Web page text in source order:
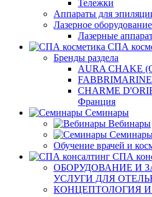
Тележки
Аппараты для
Лазерное
Лазерные
СПА
Бренды раздела
AURA CHAKE
CHARME
Франция
Семинары
Вебинары
Обучение врачей и
СПА
ОБОРУДОВАНИЕ И
УСЛУГИ ДЛЯ
КОНЦЕПТОЛОГИЯ И